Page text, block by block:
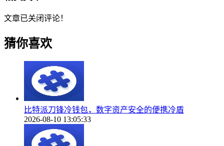
文章已关闭评论！
猜你喜欢
比特派刀锋冷钱包，数字资产安全的便携冷盾
2026-08-10 13:05:33